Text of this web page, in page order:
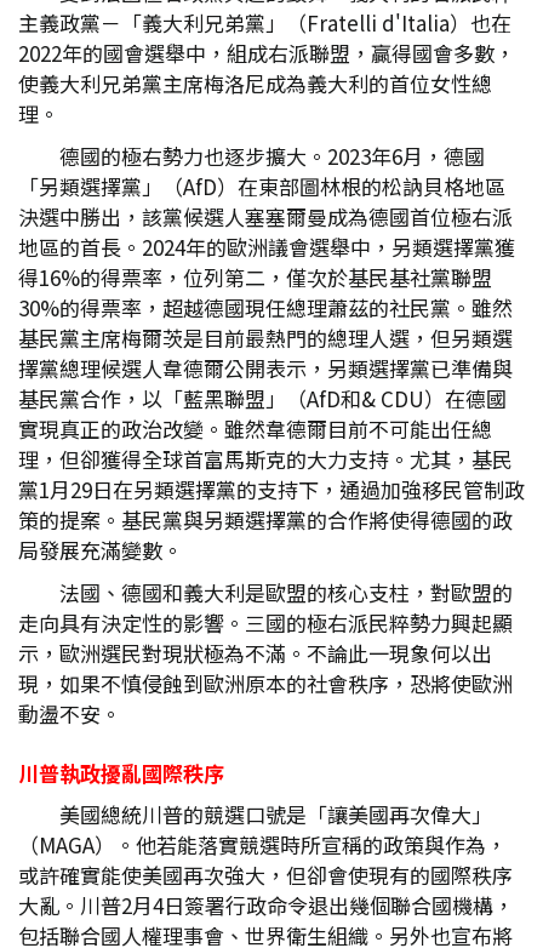
主義政黨－「義大利兄弟黨」（Fratelli d'Italia）也在
2022年的國會選舉中，組成右派聯盟，贏得國會多數，
使義大利兄弟黨主席梅洛尼成為義大利的首位女性總
理。
德國的極右勢力也逐步擴大。2023年6月，德國
「另類選擇黨」（AfD）在東部圖林根的松訥貝格地區
決選中勝出，該黨候選人塞塞爾曼成為德國首位極右派
地區的首長。2024年的歐洲議會選舉中，另類選擇黨獲
得16%的得票率，位列第二，僅次於基民基社黨聯盟
30%的得票率，超越德國現任總理蕭茲的社民黨。雖然
基民黨主席梅爾茨是目前最熱門的總理人選，但另類選
擇黨總理候選人韋德爾公開表示，另類選擇黨已準備與
基民黨合作，以「藍黑聯盟」（AfD和& CDU）在德國
實現真正的政治改變。雖然韋德爾目前不可能出任總
理，但卻獲得全球首富馬斯克的大力支持。尤其，基民
黨1月29日在另類選擇黨的支持下，通過加強移民管制政
策的提案。基民黨與另類選擇黨的合作將使得德國的政
局發展充滿變數。
法國、德國和義大利是歐盟的核心支柱，對歐盟的
走向具有決定性的影響。三國的極右派民粹勢力興起顯
示，歐洲選民對現狀極為不滿。不論此一現象何以出
現，如果不慎侵蝕到歐洲原本的社會秩序，恐將使歐洲
動盪不安。
川普執政擾亂國際秩序
美國總統川普的競選口號是「讓美國再次偉大」
（MAGA）。他若能落實競選時所宣稱的政策與作為，
或許確實能使美國再次強大，但卻會使現有的國際秩序
大亂。川普2月4日簽署行政命令退出幾個聯合國機構，
包括聯合國人權理事會、世界衛生組織。另外也宣布將